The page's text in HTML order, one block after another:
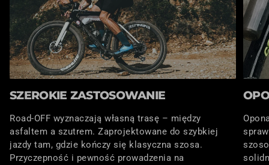
SZEROKIE ZASTOSOWANIE
Road-OFF wyznaczają własną trasę – między
asfaltem a szutrem. Zaprojektowane do szybkiej
jazdy tam, gdzie kończy się klasyczna szosa.
Przyczepność i pewność prowadzenia na